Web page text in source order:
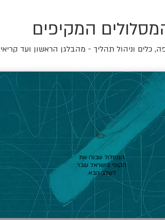
המקיפים
כלים וניהול תהליך - מהבלגן הראשון ועד
✏️
המסלול שבנה את
הקופי בישראל עובר
לשלב הבא.